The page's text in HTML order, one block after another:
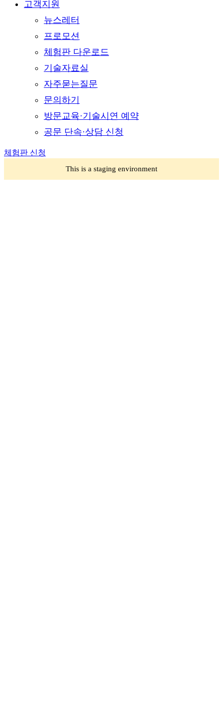
고객지원
뉴스레터
프로모션
체험판 다운로드
기술자료실
자주묻는질문
문의하기
방문교육·기술시연 예약
공문 단속·상담 신청
체험판 신청
This is a staging environment